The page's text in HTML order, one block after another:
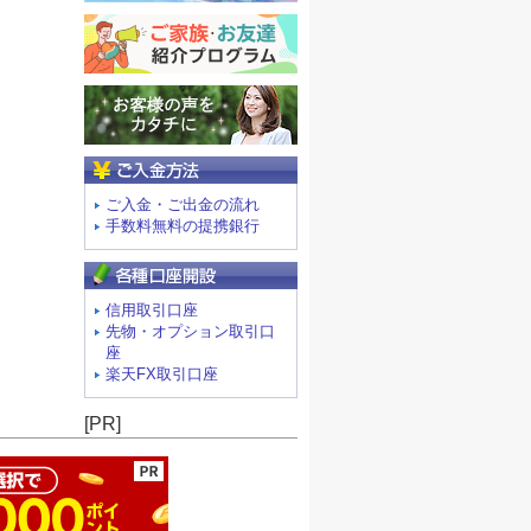
ご入金・ご出金の流れ
手数料無料の提携銀行
信用取引口座
先物・オプション取引口
座
楽天FX取引口座
[PR]